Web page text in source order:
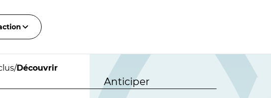
/Découvrir
Anticiper